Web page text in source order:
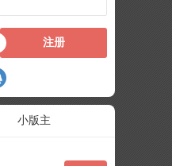
注册
小版主